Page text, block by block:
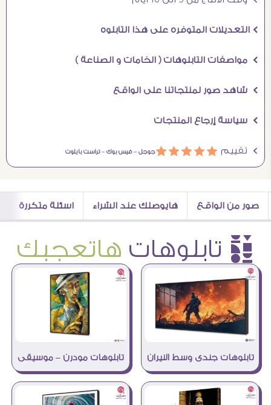
Ö التعديلات المتوفره على هذا التابلوه
Ö مواصفات التابلوهات ( الخامات و الصناعة )
Ö شاهد صور لمنتجاتنا على الواقع
Ö سياسة إرجاع المنتجات
Ö تقييم áááááجوجل –فيس بوك –تراست بايلوت
صور من الواقع هايوصلك عند الشراء اسئلة متكررة
è تابلوهات هاتعجبك
تابلوهات جندى وسط النيران تابلوهات مودرن – موسيقى